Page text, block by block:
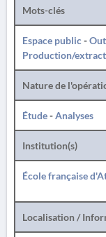
Mots-clés
Espace public-
Production/
Nature de
Étude-Analyses
Institution(s)
École française
Localisation /